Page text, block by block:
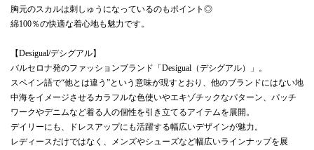
胸元のスカルは刺しゅうになっているのもポイント◎
綿100％の快適な着心地も魅力です。
【Desigual/デシグアル】
バルセロナ発のファッションブランド「Desigual（デシグアル）」。
スペイン語で“他とは違う”という意味が現すとおり、他のブランドにはない地
中海をイメージさせるカラフルな色使いやエキゾチックなパターン、パッチ
ワークやデニムなど着る人の個性を引き立てるアイテムを展開。
デイリーにも、ドレスアップにも活躍する幅広いデザインが魅力。
レディースだけではなく、メンズやシューズなど幅広いラインナップを展